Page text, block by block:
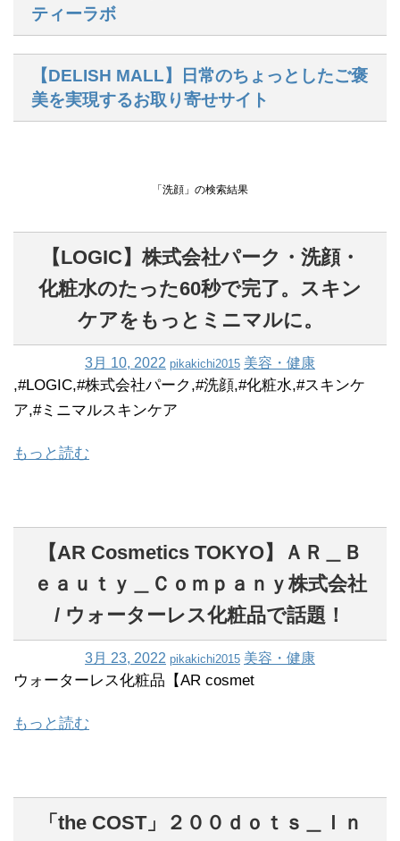
ティーラボ
【DELISH MALL】日常のちょっとしたご褒
美を実現するお取り寄せサイト
「洗顔」の検索結果
【LOGIC】株式会社パーク・洗顔・
化粧水のたった60秒で完了。スキン
ケアをもっとミニマルに。
3月 10, 2022 pikakichi2015 美容・健康
,#LOGIC,#株式会社パーク,#洗顔,#化粧水,#スキンケ
ア,#ミニマルスキンケア
もっと読む
【AR Cosmetics TOKYO】ＡＲ＿Ｂ
ｅａｕｔｙ＿Ｃｏｍｐａｎｙ株式会社
/ ウォーターレス化粧品で話題！
3月 23, 2022 pikakichi2015 美容・健康
ウォーターレス化粧品【AR cosmet
もっと読む
「the COST」２００ｄｏｔｓ＿Ｉｎ